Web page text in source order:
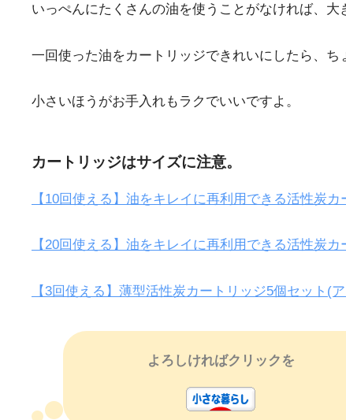
いっぺんにたくさんの油を使うことがなければ、大
一回使った油をカートリッジできれいにしたら、ち
小さいほうがお手入れもラクでいいですよ。
カートリッジはサイズに注意。
【10回使える】油をキレイに再利用できる活性炭
【20回使える】油をキレイに再利用できる活性炭
【3回使える】薄型活性炭カートリッジ5個セット(
よろしければクリックを